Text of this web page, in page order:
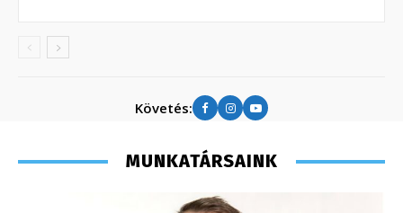
Követés:
MUNKATÁRSAINK